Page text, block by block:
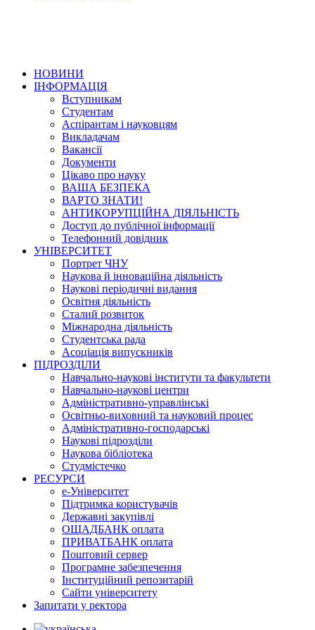
НОВИНИ
ІНФОРМАЦІЯ
Вступникам
Студентам
Аспірантам і науковцям
Викладачам
Вакансії
Документи
Цікаво про науку
ВАША БЕЗПЕКА
ВАРТО ЗНАТИ!
АНТИКОРУПЦІЙНА ДІЯЛЬНІСТЬ
Доступ до публічної інформації
Телефонний довідник
УНІВЕРСИТЕТ
Портрет ЧНУ
Наукова й інноваційна діяльність
Наукові періодичні видання
Освітня діяльність
Сталий розвиток
Міжнародна діяльність
Студентська рада
Асоціація випускників
ПІДРОЗДІЛИ
Навчально-наукові інститути та факультети
Навчально-наукові центри
Адміністративно-управлінські
Освітньо-виховний та науковий процес
Адміністративно-господарські
Наукові підрозділи
Наукова бібліотека
Студмістечко
РЕСУРСИ
е-Університет
Підтримка користувачів
Державні закупівлі
ОЩАДБАНК оплата
ПРИВАТБАНК оплата
Поштовий сервер
Програмне забезпечення
Інституційний репозитарій
Сайти університету
Запитати у ректора